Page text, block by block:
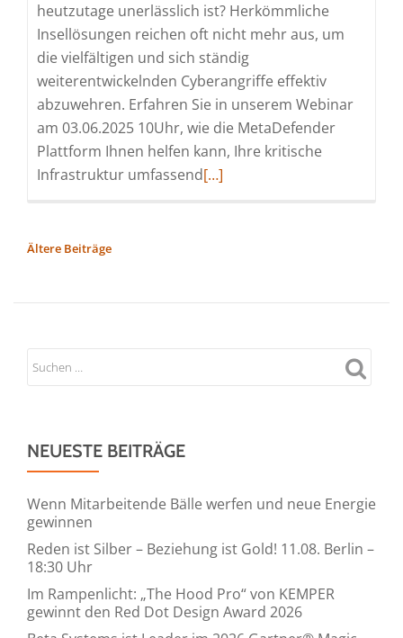
heutzutage unerlässlich ist? Herkömmliche
Insellösungen reichen oft nicht mehr aus, um
die vielfältigen und sich ständig
weiterentwickelnden Cyberangriffe effektiv
abzuwehren. Erfahren Sie in unserem Webinar
am 03.06.2025 10Uhr, wie die MetaDefender
Plattform Ihnen helfen kann, Ihre kritische
Infrastruktur umfassendRead
Malware
MetaDefender
[…]
BEITRAGSNAVIGATION
Ältere Beiträge
NEUESTE BEITRÄGE
Wenn Mitarbeitende Bälle werfen und neue Energie
gewinnen
Reden ist Silber – Beziehung ist Gold! 11.08. Berlin –
18:30 Uhr
Im Rampenlicht: „The Hood Pro“ von KEMPER
gewinnt den Red Dot Design Award 2026